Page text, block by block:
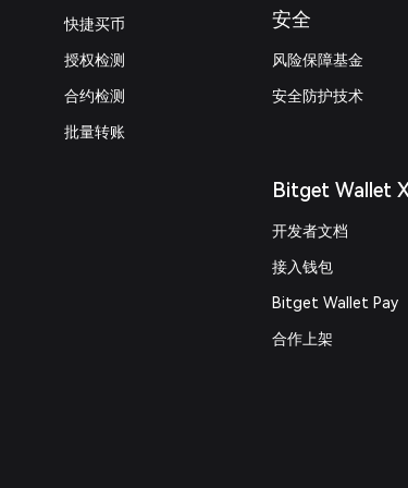
快捷买币
授权检测
合约检测
批量转账
安全
风险保障基金
安全防护技术
Bitget Wallet
开发者文档
接入钱包
Bitget Wallet Pay
合作上架